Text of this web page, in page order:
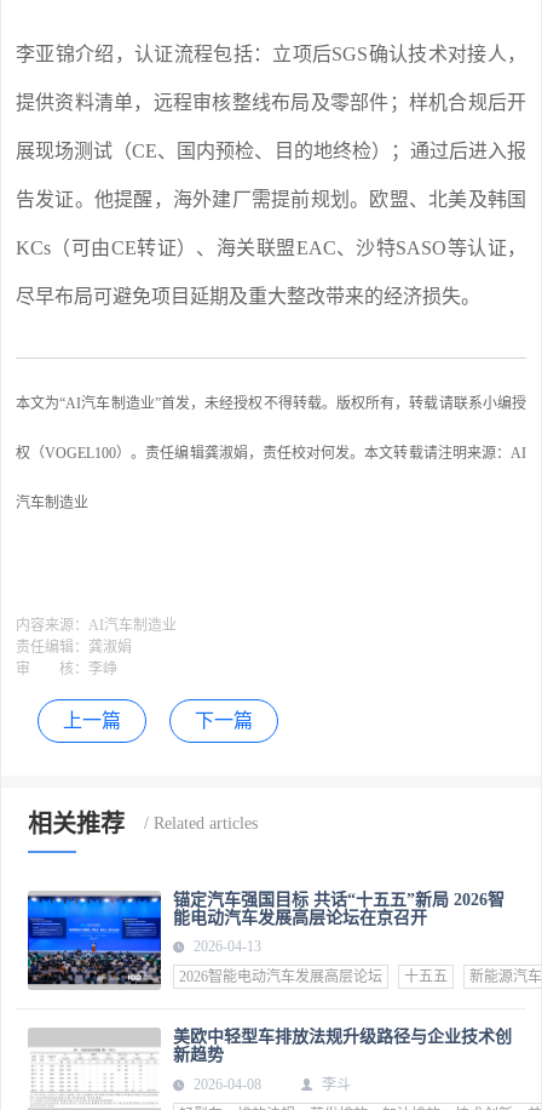
李亚锦介绍，认证流程包括：立项后SGS确认技术对接人，
提供资料清单，远程审核整线布局及零部件；样机合规后开
展现场测试（CE、国内预检、目的地终检）；通过后进入报
告发证。他提醒，海外建厂需提前规划。欧盟、北美及韩国
KCs（可由CE转证）、海关联盟EAC、沙特SASO等认证，
尽早布局可避免项目延期及重大整改带来的经济损失。
本文为“AI汽车制造业”首发，未经授权不得转载。版权所有，转载请联系小编授
权（VOGEL100）。责任编辑龚淑娟，责任校对何发。本文转载请注明来源：AI
汽车制造业
内容来源： AI汽车制造业
责任编辑： 龚淑娟
审 核： 李峥
上一篇 下一篇
相关推荐
锚定汽车强国目标 共话“十五五”新局 2026智
能电动汽车发展高层论坛在京召开
2026-04-13
2026智能电动汽车发展高层论坛
十五五 新能源汽车
美欧中轻型车排放法规升级路径与企业技术创
新趋势
2026-04-08
李斗